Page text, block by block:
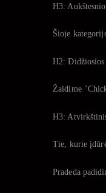
H3:
Šioje
H2: Didžiosios
Žaidime
H3:
Tie, kurie
Pradeda